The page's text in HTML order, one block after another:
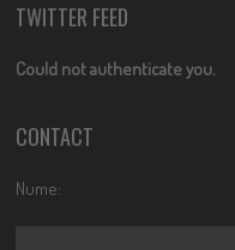
TWITTER FEED
Could not authenticate you.
CONTACT
Nume: